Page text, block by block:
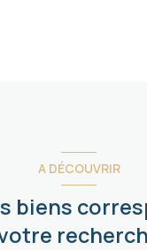
A DÉCOUVRIR
biens